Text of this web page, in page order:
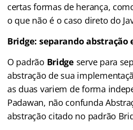
certas formas de herança,
o que não é o caso direto do
Bridge: separando
O padrão Bridge serve para
abstração de sua
as duas variem de forma
Padawan, não confunda
abstração citado no padrão